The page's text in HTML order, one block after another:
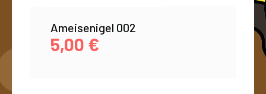
Ameisenigel 002
5,00 €